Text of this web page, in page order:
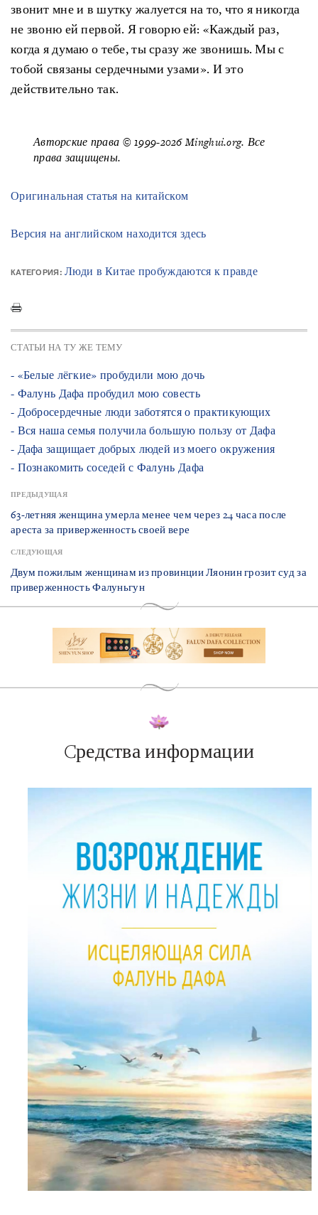
звонит мне и в шутку жалуется на то, что я никогда
не звоню ей первой. Я говорю ей: «Каждый раз,
когда я думаю о тебе, ты сразу же звонишь. Мы с
тобой связаны сердечными узами». И это
действительно так.
Авторские права © 1999-2026 Minghui.org. Все
права защищены.
Оригинальная статья на китайском
Версия на английском находится здесь
КАТЕГОРИЯ:Люди в Китае пробуждаются к правде
СТАТЬИ НА ТУ ЖЕ ТЕМУ
- «Белые лёгкие» пробудили мою дочь
- Фалунь Дафа пробудил мою совесть
- Добросердечные люди заботятся о практикующих
- Вся наша семья получила большую пользу от Дафа
- Дафа защищает добрых людей из моего окружения
- Познакомить соседей с Фалунь Дафа
ПРЕДЫДУЩАЯ
63-летняя женщина умерла менее чем через 24 часа после
ареста за приверженность своей вере
СЛЕДУЮЩАЯ
Двум пожилым женщинам из провинции Ляонин грозит суд за
приверженность Фалуньгун
Cредства информации
Последний
подкаст
Подкаст.
[Празднование
Всемирного
Фалунь